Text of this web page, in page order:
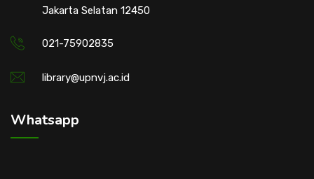
Jakarta Selatan 12450
021-75902835
library@upnvj.ac.id
Whatsapp